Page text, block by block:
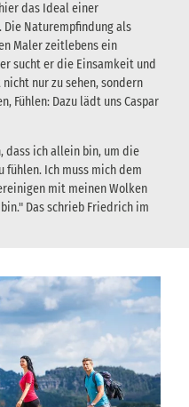
das Ideal einer
Die Naturempfindung als
Maler zeitlebens ein
sucht er die Einsamkeit und
nur zu sehen, sondern
Fühlen: Dazu lädt uns Caspar
dass ich allein bin, um die
fühlen. Ich muss mich dem
mit meinen Wolken
Das schrieb Friedrich im